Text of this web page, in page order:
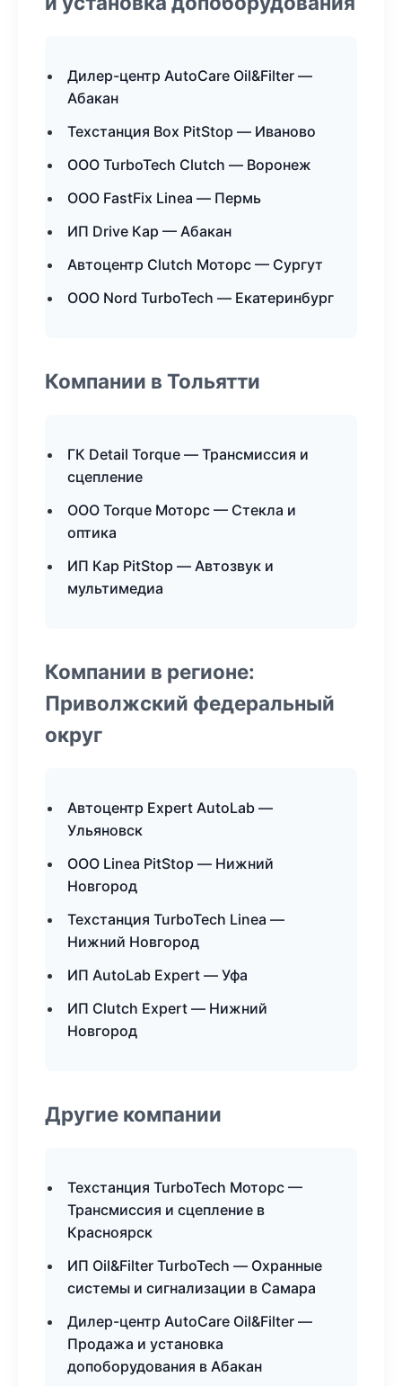
Дилер-центр AutoCare Oil&Filter —
Абакан
Техстанция Box PitStop — Иваново
ООО TurboTech Clutch — Воронеж
ООО FastFix Linea — Пермь
ИП Drive Кар — Абакан
Автоцентр Clutch Моторс — Сургут
ООО Nord TurboTech — Екатеринбург
Компании в Тольятти
ГК Detail Torque — Трансмиссия и
сцепление
ООО Torque Моторс — Стекла и
оптика
ИП Кар PitStop — Автозвук и
мультимедиа
Компании в регионе:
Приволжский федеральный
округ
Автоцентр Expert AutoLab —
Ульяновск
ООО Linea PitStop — Нижний
Новгород
Техстанция TurboTech Linea —
Нижний Новгород
ИП AutoLab Expert — Уфа
ИП Clutch Expert — Нижний
Новгород
Другие компании
Техстанция TurboTech Моторс —
Трансмиссия и сцепление в
Красноярск
ИП Oil&Filter TurboTech — Охранные
системы и сигнализации в Самара
Дилер-центр AutoCare Oil&Filter —
Продажа и установка
допоборудования в Абакан